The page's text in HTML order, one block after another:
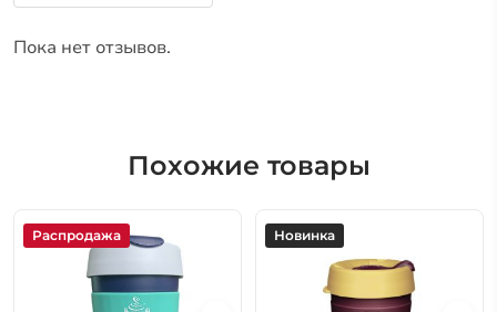
Пока нет отзывов.
Похожие товары
Распродажа Новинка